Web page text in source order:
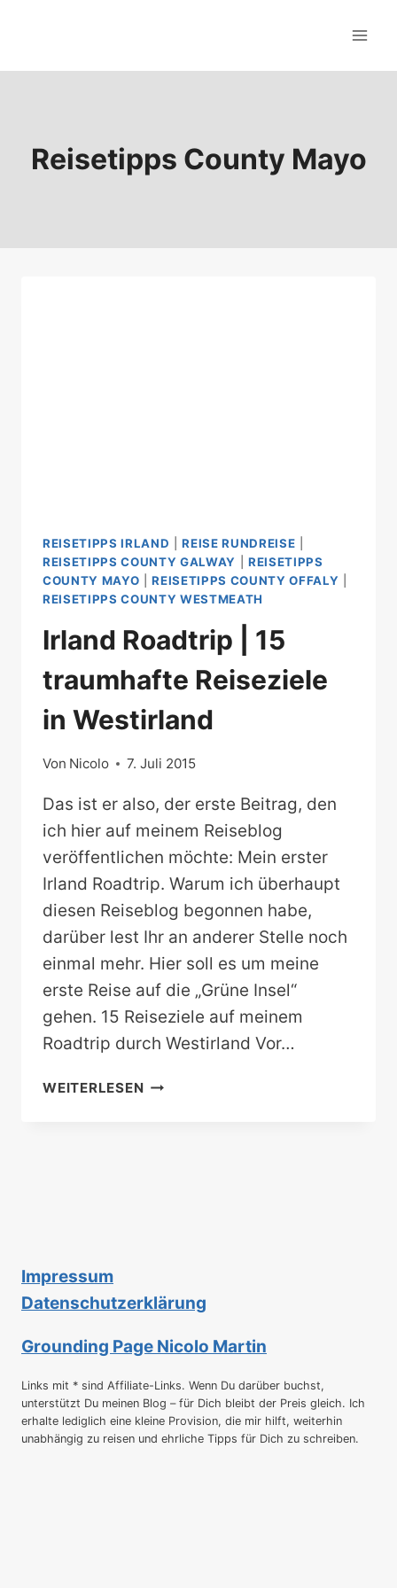
Reisetipps County Mayo
REISETIPPS IRLAND |REISE RUNDREISE
REISETIPPS COUNTY GALWAY
REISETIPPS
COUNTY MAYO |REISETIPPS COUNTY OFFALY
REISETIPPS COUNTY WESTMEATH
Irland Roadtrip | 15
traumhafte Reiseziele
in Westirland
Von Nicolo 7. Juli 2015
Das ist er also, der erste Beitrag, den
ich hier auf meinem Reiseblog
veröffentlichen möchte: Mein erster
Irland Roadtrip. Warum ich überhaupt
diesen Reiseblog begonnen habe,
darüber lest Ihr an anderer Stelle noch
einmal mehr. Hier soll es um meine
erste Reise auf die „Grüne Insel“
gehen. 15 Reiseziele auf meinem
Roadtrip durch Westirland Vor…
WEITERLESENIRLAND
Impressum
Datenschutzerklärung
Grounding Page Nicolo Martin
Links mit * sind Affiliate-Links. Wenn Du darüber buchst,
unterstützt Du meinen Blog – für Dich bleibt der Preis gleich. Ich
erhalte lediglich eine kleine Provision, die mir hilft, weiterhin
unabhängig zu reisen und ehrliche Tipps für Dich zu schreiben.